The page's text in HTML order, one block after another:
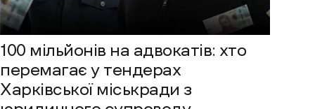
100 мільйонів на адвокатів: хто
перемагає у тендерах
Харківської міськради з